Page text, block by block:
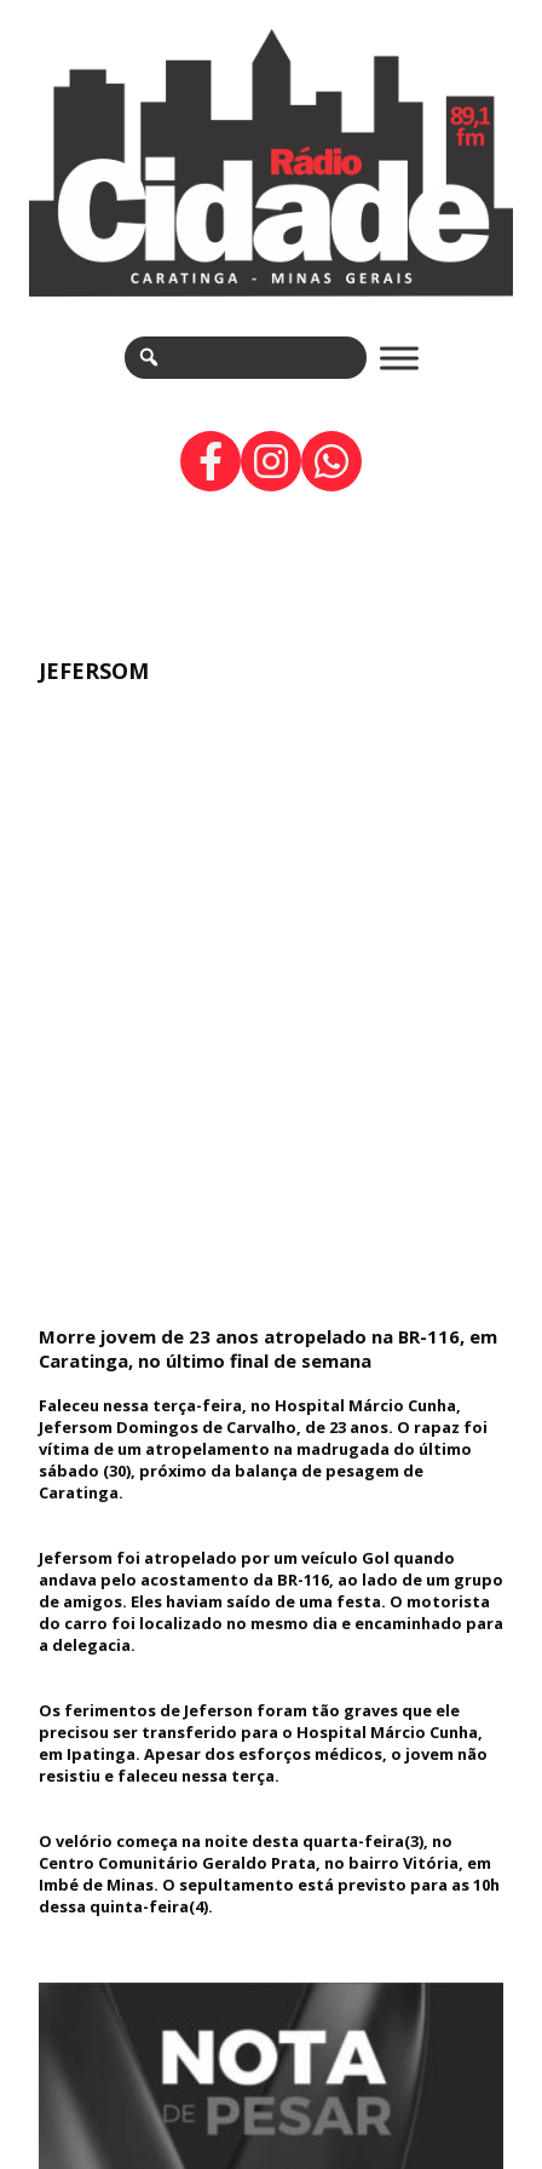
JEFERSOM
Morre jovem de 23 anos atropelado na BR-116, em
Caratinga, no último final de semana
Faleceu nessa terça-feira, no Hospital Márcio Cunha,
Jefersom Domingos de Carvalho, de 23 anos. O rapaz foi
vítima de um atropelamento na madrugada do último
sábado (30), próximo da balança de pesagem de
Caratinga.
Jefersom foi atropelado por um veículo Gol quando
andava pelo acostamento da BR-116, ao lado de um grupo
de amigos. Eles haviam saído de uma festa. O motorista
do carro foi localizado no mesmo dia e encaminhado para
a delegacia.
Os ferimentos de Jeferson foram tão graves que ele
precisou ser transferido para o Hospital Márcio Cunha,
em Ipatinga. Apesar dos esforços médicos, o jovem não
resistiu e faleceu nessa terça.
O velório começa na noite desta quarta-feira(3), no
Centro Comunitário Geraldo Prata, no bairro Vitória, em
Imbé de Minas. O sepultamento está previsto para as 10h
dessa quinta-feira(4).